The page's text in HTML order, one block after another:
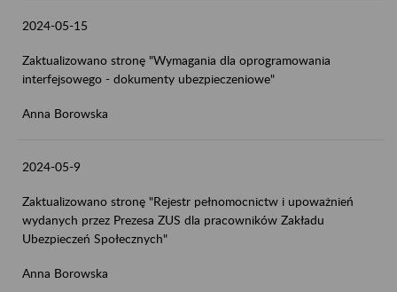
2024-05-15
Zaktualizowano stronę "Wymagania dla oprogramowania
interfejsowego - dokumenty ubezpieczeniowe"
Anna Borowska
2024-05-9
Zaktualizowano stronę "Rejestr pełnomocnictw i upoważnień
wydanych przez Prezesa ZUS dla pracowników Zakładu
Ubezpieczeń Społecznych"
Anna Borowska